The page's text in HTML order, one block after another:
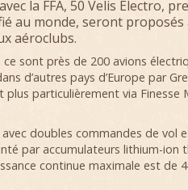
la FFA, 50 Velis Electro,
au monde, seront proposés
aéroclubs.
ce sont près de 200 avions
d’autres pays d’Europe par
particulièrement via Finesse
doubles commandes de vol
par accumulateurs lithium-ion
continue maximale est de